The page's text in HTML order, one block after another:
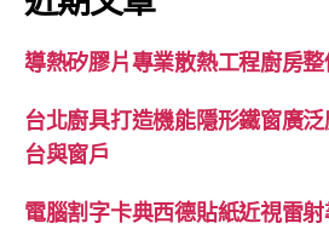
字:
導熱矽膠片專業散熱工程廚房
台北廚具打造機能隱形鐵窗廣
台與窗戶
電腦割字卡典西德貼紙近視雷